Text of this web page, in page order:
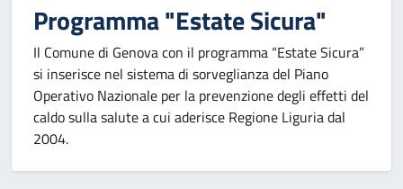
Programma "Estate Sicura"
Il Comune di Genova con il programma “Estate Sicura”
si inserisce nel sistema di sorveglianza del Piano
Operativo Nazionale per la prevenzione degli effetti del
caldo sulla salute a cui aderisce Regione Liguria dal
2004.